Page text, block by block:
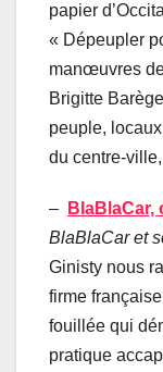
papier
« Dépeupler
manœuvres
Brigitte
peuple,
du centre-
–
BlaBlaCar et
Ginisty nous
firme
fouillée qui
pratique